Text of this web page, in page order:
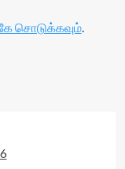
சொடுக்கவும்.